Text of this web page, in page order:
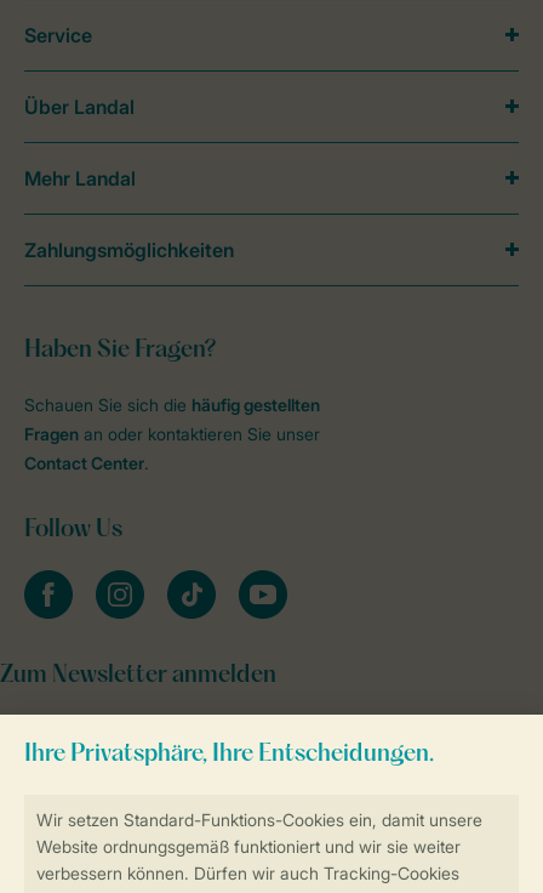
Sicher und schnell zur Online-Buchung
Haben Sie Fragen?
Schauen Sie sich die häufig gestellten
Fragen an oder kontaktieren Sie unser
Contact Center.
Follow Us
facebookinstagramtiktok youtube
Zum Newsletter anmelden
Service
Über Landal
Mehr Landal
Zahlungsmöglichkeiten